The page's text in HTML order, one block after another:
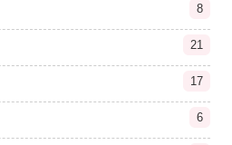
8
21
17
6